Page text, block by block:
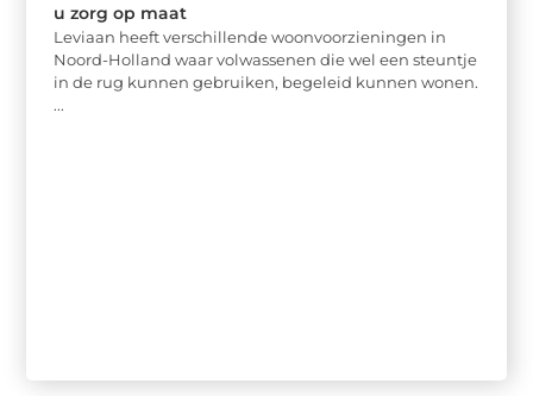
u zorg op maat
Leviaan heeft verschillende woonvoorzieningen in
Noord-Holland waar volwassenen die wel een steuntje
in de rug kunnen gebruiken, begeleid kunnen wonen.
...